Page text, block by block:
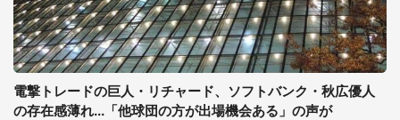
電撃トレードの巨人・リチャード、ソフトバンク・秋広優人
の存在感薄れ...「他球団の方が出場機会ある」の声が